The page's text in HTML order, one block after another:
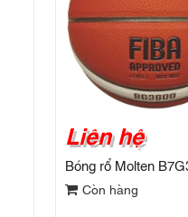
Liên hệ
Bóng rổ Molten
Còn hàng